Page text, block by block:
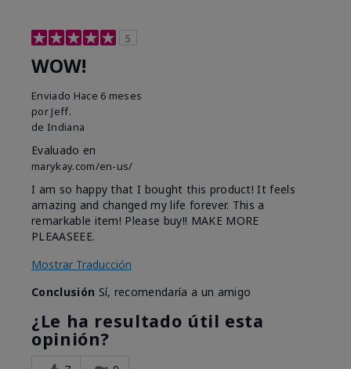
5
WOW!
Enviado Hace 6 meses
por Jeff.
de Indiana
Evaluado en
marykay.com/en-us/
I am so happy that I bought this product! It feels
amazing and changed my life forever. This a
remarkable item! Please buy!! MAKE MORE
PLEAASEEE.
Mostrar Traducción
Conclusión Sí, recomendaría a un amigo
¿Le ha resultado útil esta
opinión?